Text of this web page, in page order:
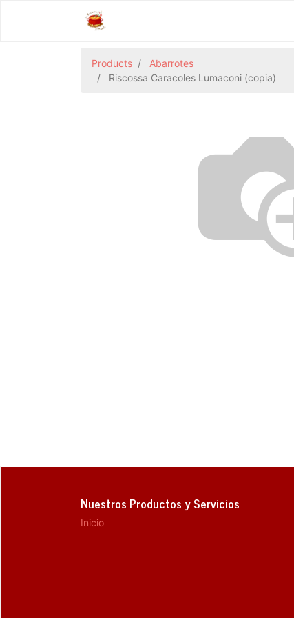
Products
Abarrotes
Riscossa Caracoles Lumaconi (copia)
Nuestros Productos y Servicios
Inicio